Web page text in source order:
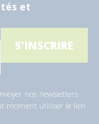
et
nos newsletters
moment utiliser le lien